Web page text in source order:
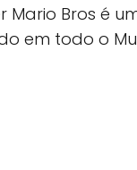
Mario Bros é
em todo o